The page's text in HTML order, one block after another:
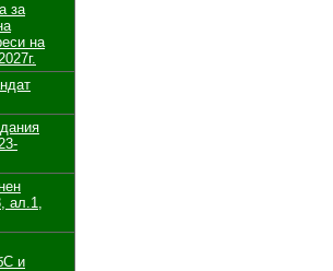
за
на
ал.1,
и